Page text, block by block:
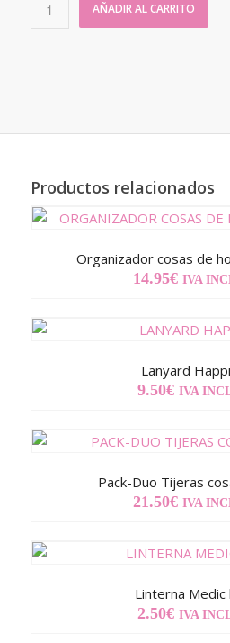
AÑADIR AL CARRITO
Productos relacionados
Organizador cosas de
14.95€ IVA
Lanyard
9.50€ IVA
Pack-Duo Tijeras
21.50€ IVA
Linterna Medic
2.50€ IVA